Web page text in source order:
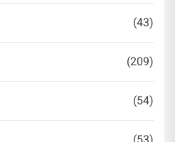
(43)
(209)
(54)